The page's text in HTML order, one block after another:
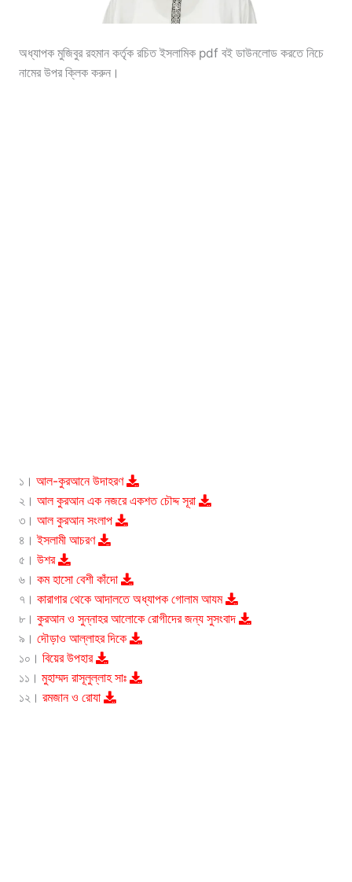
অধ্যাপক মুজিবুর রহমান কর্তৃক রচিত ইসলামিক pdf বই ডাউনলোড করতে নিচে
নামের উপর ক্লিক করুন।
১। আল-কুরআনে উদাহরণ
২। আল কুরআন এক নজরে একশত চৌদ্দ সূরা
৩। আল কুরআন সংলাপ
৪।ইসলামী আচরণ
৫। উশর
৬। কম হাসো বেশী কাঁদো
৭। কারাগার থেকে আদালতে অধ্যাপক গোলাম আযম
৮। কুরআন ও সুন্নাহর আলোকে রোগীদের জন্য সুসংবাদ
৯। দৌড়াও আল্লাহর দিকে
১০। বিয়ের উপহার
১১। মুহাম্মদ রাসূলুল্লাহ সাঃ
১২। রমজান ও রোযা